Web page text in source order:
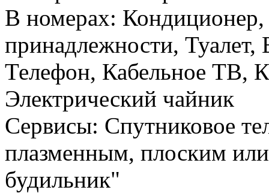
В номерах:
принадлежности, Туалет,
Телефон, Кабельное ТВ,
Электрический чайник
Сервисы: Спутниковое
плазменным, плоским
будильник"